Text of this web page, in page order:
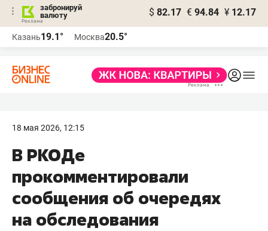
забронируй
валюту
$ 82.17 € 94.84 ¥ 12.17
Казань19.1° Москва20.5°
18 мая 2026, 12:15
В РКОДе
прокомментировали
сообщения об очередях
на обследования